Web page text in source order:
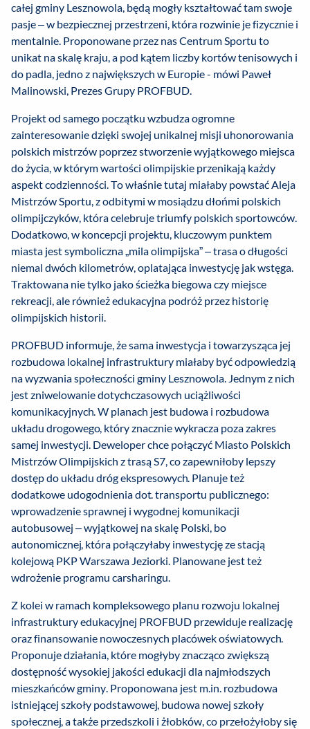
całej gminy Lesznowola, będą mogły kształtować tam swoje
pasje – w bezpiecznej przestrzeni, która rozwinie je fizycznie i
mentalnie. Proponowane przez nas Centrum Sportu to
unikat na skalę kraju, a pod kątem liczby kortów tenisowych i
do padla, jedno z największych w Europie - mówi Paweł
Malinowski, Prezes Grupy PROFBUD.
Projekt od samego początku wzbudza ogromne
zainteresowanie dzięki swojej unikalnej misji uhonorowania
polskich mistrzów poprzez stworzenie wyjątkowego miejsca
do życia, w którym wartości olimpijskie przenikają każdy
aspekt codzienności. To właśnie tutaj miałaby powstać Aleja
Mistrzów Sportu, z odbitymi w mosiądzu dłońmi polskich
olimpijczyków, która celebruje triumfy polskich sportowców.
Dodatkowo, w koncepcji projektu, kluczowym punktem
miasta jest symboliczna „mila olimpijska” – trasa o długości
niemal dwóch kilometrów, oplatająca inwestycję jak wstęga.
Traktowana nie tylko jako ścieżka biegowa czy miejsce
rekreacji, ale również edukacyjna podróż przez historię
olimpijskich historii.
PROFBUD informuje, że sama inwestycja i towarzysząca jej
rozbudowa lokalnej infrastruktury miałaby być odpowiedzią
na wyzwania społeczności gminy Lesznowola. Jednym z nich
jest zniwelowanie dotychczasowych uciążliwości
komunikacyjnych. W planach jest budowa i rozbudowa
układu drogowego, który znacznie wykracza poza zakres
samej inwestycji. Deweloper chce połączyć Miasto Polskich
Mistrzów Olimpijskich z trasą S7, co zapewniłoby lepszy
dostęp do układu dróg ekspresowych. Planuje też
dodatkowe udogodnienia dot. transportu publicznego:
wprowadzenie sprawnej i wygodnej komunikacji
autobusowej – wyjątkowej na skalę Polski, bo
autonomicznej, która połączyłaby inwestycję ze stacją
kolejową PKP Warszawa Jeziorki. Planowane jest też
wdrożenie programu carsharingu.
Z kolei w ramach kompleksowego planu rozwoju lokalnej
infrastruktury edukacyjnej PROFBUD przewiduje realizację
oraz finansowanie nowoczesnych placówek oświatowych.
Proponuje działania, które mogłyby znacząco zwiększą
dostępność wysokiej jakości edukacji dla najmłodszych
mieszkańców gminy. Proponowana jest m.in. rozbudowa
istniejącej szkoły podstawowej, budowa nowej szkoły
społecznej, a także przedszkoli i żłobków, co przełożyłoby się